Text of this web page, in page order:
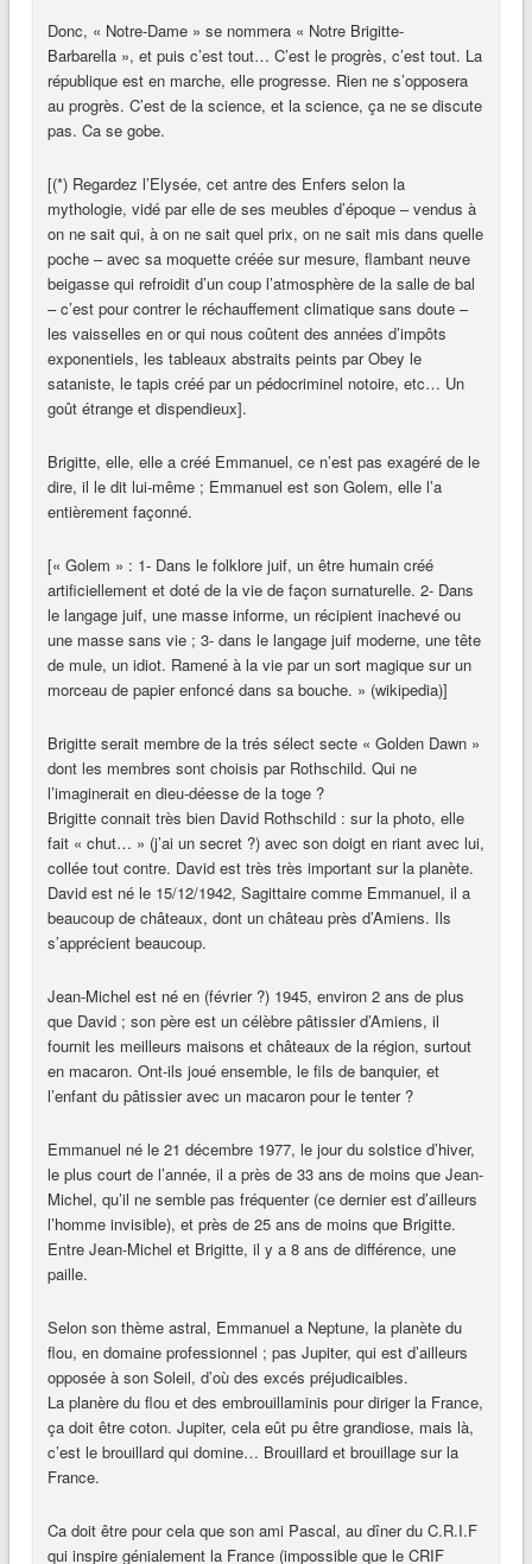
Donc, « Notre-Dame » se nommera « Notre Brigitte-
Barbarella », et puis c’est tout… C’est le progrès, c’est tout. La
république est en marche, elle progresse. Rien ne s’opposera
au progrès. C’est de la science, et la science, ça ne se discute
pas. Ca se gobe.
[(*) Regardez l’Elysée, cet antre des Enfers selon la
mythologie, vidé par elle de ses meubles d’époque – vendus à
on ne sait qui, à on ne sait quel prix, on ne sait mis dans quelle
poche – avec sa moquette créée sur mesure, flambant neuve
beigasse qui refroidit d’un coup l’atmosphère de la salle de bal
– c’est pour contrer le réchauffement climatique sans doute –
les vaisselles en or qui nous coûtent des années d’impôts
exponentiels, les tableaux abstraits peints par Obey le
sataniste, le tapis créé par un pédocriminel notoire, etc… Un
goût étrange et dispendieux].
Brigitte, elle, elle a créé Emmanuel, ce n’est pas exagéré de le
dire, il le dit lui-même ; Emmanuel est son Golem, elle l’a
entièrement façonné.
[« Golem » : 1- Dans le folklore juif, un être humain créé
artificiellement et doté de la vie de façon surnaturelle. 2- Dans
le langage juif, une masse informe, un récipient inachevé ou
une masse sans vie ; 3- dans le langage juif moderne, une tête
de mule, un idiot. Ramené à la vie par un sort magique sur un
morceau de papier enfoncé dans sa bouche. » (wikipedia)]
Brigitte serait membre de la trés sélect secte « Golden Dawn »
dont les membres sont choisis par Rothschild. Qui ne
l’imaginerait en dieu-déesse de la toge ?
Brigitte connait très bien David Rothschild : sur la photo, elle
fait « chut… » (j’ai un secret ?) avec son doigt en riant avec lui,
collée tout contre. David est très très important sur la planète.
David est né le 15/12/1942, Sagittaire comme Emmanuel, il a
beaucoup de châteaux, dont un château près d’Amiens. Ils
s’apprécient beaucoup.
Jean-Michel est né en (février ?) 1945, environ 2 ans de plus
que David ; son père est un célèbre pâtissier d’Amiens, il
fournit les meilleurs maisons et châteaux de la région, surtout
en macaron. Ont-ils joué ensemble, le fils de banquier, et
l’enfant du pâtissier avec un macaron pour le tenter ?
Emmanuel né le 21 décembre 1977, le jour du solstice d’hiver,
le plus court de l’année, il a près de 33 ans de moins que Jean-
Michel, qu’il ne semble pas fréquenter (ce dernier est d’ailleurs
l’homme invisible), et près de 25 ans de moins que Brigitte.
Entre Jean-Michel et Brigitte, il y a 8 ans de différence, une
paille.
Selon son thème astral, Emmanuel a Neptune, la planète du
flou, en domaine professionnel ; pas Jupiter, qui est d’ailleurs
opposée à son Soleil, d’où des excés préjudicaibles.
La planère du flou et des embrouillaminis pour diriger la France,
ça doit être coton. Jupiter, cela eût pu être grandiose, mais là,
c’est le brouillard qui domine… Brouillard et brouillage sur la
France.
Ca doit être pour cela que son ami Pascal, au dîner du C.R.I.F
qui inspire génialement la France (impossible que le CRIF